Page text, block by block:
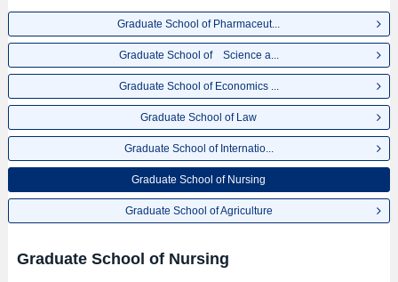
Graduate School of Pharmaceut...
Graduate School of Science a...
Graduate School of Economics ...
Graduate School of Law
Graduate School of Internatio...
Graduate School of Nursing
Graduate School of Agriculture
Graduate School of Nursing